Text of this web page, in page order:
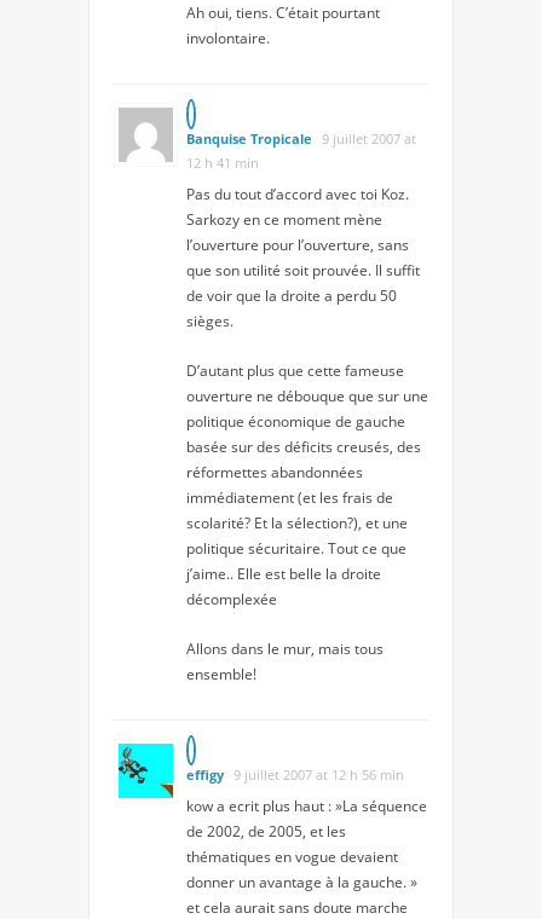
Ah oui, tiens. C’était pourtant
involontaire.
Banquise Tropicale 9 juillet 2007 at
12 h 41 min
Pas du tout d’accord avec toi Koz.
Sarkozy en ce moment mène
l’ouverture pour l’ouverture, sans
que son utilité soit prouvée. Il suffit
de voir que la droite a perdu 50
sièges.
D’autant plus que cette fameuse
ouverture ne débouque que sur une
politique économique de gauche
basée sur des déficits creusés, des
réformettes abandonnées
immédiatement (et les frais de
scolarité? Et la sélection?), et une
politique sécuritaire. Tout ce que
j’aime.. Elle est belle la droite
décomplexée
Allons dans le mur, mais tous
ensemble!
effigy 9 juillet 2007 at 12 h 56 min
kow a ecrit plus haut : »La séquence
de 2002, de 2005, et les
thématiques en vogue devaient
donner un avantage à la gauche. »
et cela aurait sans doute marche